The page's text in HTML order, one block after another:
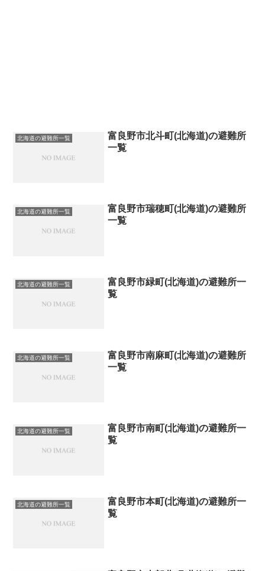
北海道の避難所一覧
富良野市北斗町(北海道)の避難所
一覧
北海道の避難所一覧
富良野市瑞穂町(北海道)の避難所
一覧
北海道の避難所一覧
富良野市緑町(北海道)の避難所一
覧
北海道の避難所一覧
富良野市南麻町(北海道)の避難所
一覧
北海道の避難所一覧
富良野市南町(北海道)の避難所一
覧
北海道の避難所一覧
富良野市本町(北海道)の避難所一
覧